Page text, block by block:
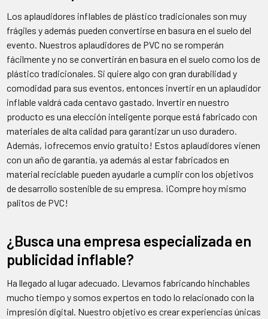
Los aplaudidores inflables de plástico tradicionales son muy
frágiles y además pueden convertirse en basura en el suelo del
evento. Nuestros aplaudidores de PVC no se romperán
fácilmente y no se convertirán en basura en el suelo como los de
plástico tradicionales. Si quiere algo con gran durabilidad y
comodidad para sus eventos, entonces invertir en un aplaudidor
inflable valdrá cada centavo gastado. Invertir en nuestro
producto es una elección inteligente porque está fabricado con
materiales de alta calidad para garantizar un uso duradero.
Además, ¡ofrecemos envío gratuito! Estos aplaudidores vienen
con un año de garantía, ya además al estar fabricados en
material reciclable pueden ayudarle a cumplir con los objetivos
de desarrollo sostenible de su empresa. ¡Compre hoy mismo
palitos de PVC!
¿Busca una empresa especializada en
publicidad inflable?
Ha llegado al lugar adecuado. Llevamos fabricando hinchables
mucho tiempo y somos expertos en todo lo relacionado con la
impresión digital. Nuestro objetivo es crear experiencias únicas